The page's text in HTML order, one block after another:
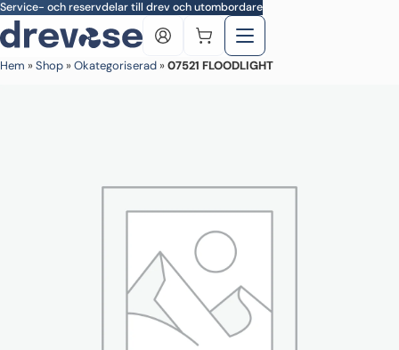
Skip to main content
Service- och reservdelar till drev och utombordare
Hem »Shop »Okategoriserad »07521 FLOODLIGHT